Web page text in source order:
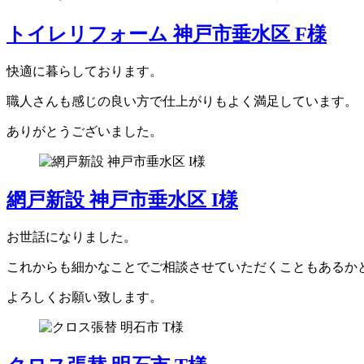
トイレリフォーム 神戸市垂水区 F様
快適に暮らしております。
職人さんも感じの良い方で仕上がりもよく満足しています。
ありがとうございました。
網戸新設 神戸市垂水区 I様
お世話になりました。
これからも細かなことでご相談させていただくこともあるか
よろしくお願い致します。